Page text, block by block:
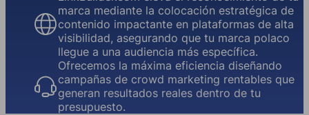
marca mediante la colocación estratégica de
contenido impactante en plataformas de alta
visibilidad, asegurando que tu marca polaco
llegue a una audiencia más específica.
Ofrecemos la máxima eficiencia diseñando
campañas de crowd marketing rentables que
generan resultados reales dentro de tu
presupuesto.